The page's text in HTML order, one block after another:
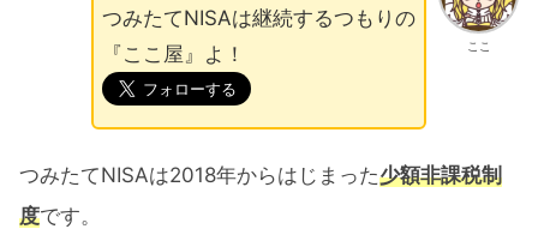
ここ
つみたてNISAは継続するつもりの
『ここ屋』よ！
つみたてNISAは2018年からはじまった少額非課税制
度です。